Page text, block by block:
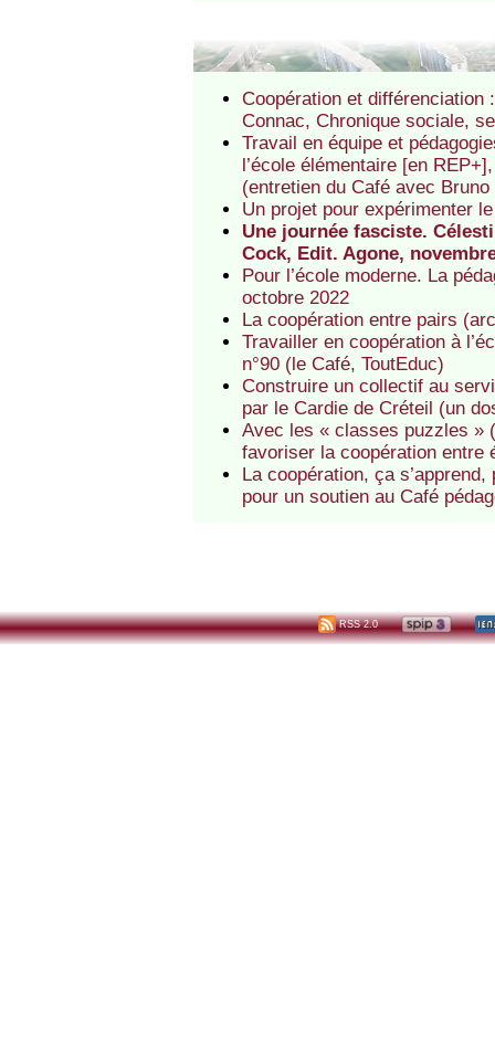
Coopération et
Connac, Chronique sociale,
Travail en équipe et
l’école élémentaire [en
(entretien du Café avec Bruno
Un projet pour expérimenter
Une journée fasciste.
Cock, Edit. Agone,
Pour l’école moderne. La
octobre 2022
La coopération entre pairs
Travailler en coopération à
n°90 (le Café, ToutEduc)
Construire un collectif au
par le Cardie de Créteil (un
Avec les « classes puzzles »
favoriser la coopération entre
La coopération, ça
pour un soutien au Café
RSS 2.0